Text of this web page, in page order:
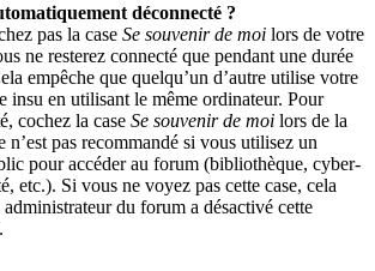
déconnecté ?
pas la case Se souvenir de moi lors de votre
ne resterez connecté que pendant une durée
empêche que quelqu’un d’autre utilise votre
insu en utilisant le même ordinateur. Pour
cochez la case Se souvenir de moi lors de la
n’est pas recommandé si vous utilisez un
pour accéder au forum (bibliothèque, cyber-
etc.). Si vous ne voyez pas cette case, cela
du forum a désactivé cette